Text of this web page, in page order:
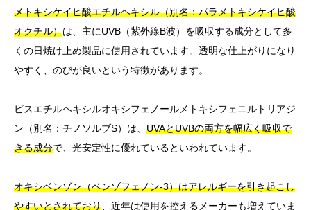
メトキシケイヒ酸エチルヘキシル（別名：パラメトキシケイヒ酸
オクチル）は、主にUVB（紫外線B波）を吸収する成分として多
くの日焼け止め製品に使用されています。透明な仕上がりになり
やすく、のびが良いという特徴があります。
ビスエチルヘキシルオキシフェノールメトキシフェニルトリアジ
ン（別名：チノソルブS）は、 UVAとUVBの両方を幅広く吸収で
きる成分で、光安定性に優れているといわれています。
オキシベンゾン（ベンゾフェノン-3）はアレルギーを引き起こし
やすいとされており 、近年は使用を控えるメーカーも増えていま